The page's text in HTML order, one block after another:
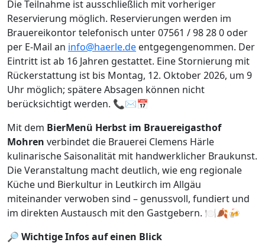
Die Teilnahme ist ausschließlich mit vorheriger
Reservierung möglich. Reservierungen werden im
Brauereikontor telefonisch unter 07561 / 98 28 0 oder
per E-Mail an info@haerle.de entgegengenommen. Der
Eintritt ist ab 16 Jahren gestattet. Eine Stornierung mit
Rückerstattung ist bis Montag, 12. Oktober 2026, um 9
Uhr möglich; spätere Absagen können nicht
berücksichtigt werden. 📞✉️📅
Mit dem BierMenü Herbst im Brauereigasthof
Mohren verbindet die Brauerei Clemens Härle
kulinarische Saisonalität mit handwerklicher Braukunst.
Die Veranstaltung macht deutlich, wie eng regionale
Küche und Bierkultur in Leutkirch im Allgäu
miteinander verwoben sind – genussvoll, fundiert und
im direkten Austausch mit den Gastgebern. 🍽️🍂🍻
🔎 Wichtige Infos auf einen Blick